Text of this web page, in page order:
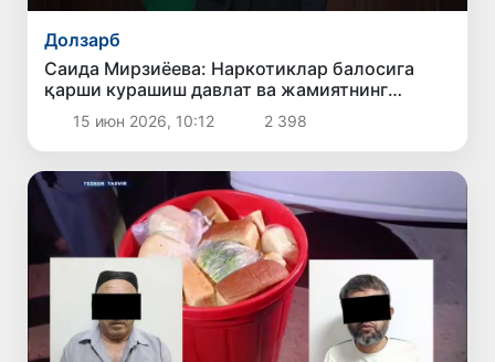
Долзарб
Саида Мирзиёева: Наркотиклар балосига
қарши курашиш давлат ва жамиятнинг
умумий масъулиятидир
15 июн 2026, 10:12 2 398